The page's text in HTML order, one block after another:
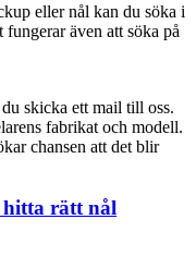
eller nål kan du söka i
även att söka på
skicka ett mail till oss.
fabrikat och modell.
chansen att det blir
rätt nål